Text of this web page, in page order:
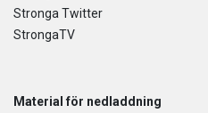
Stronga Twitter
StrongaTV
Material för nedladdning